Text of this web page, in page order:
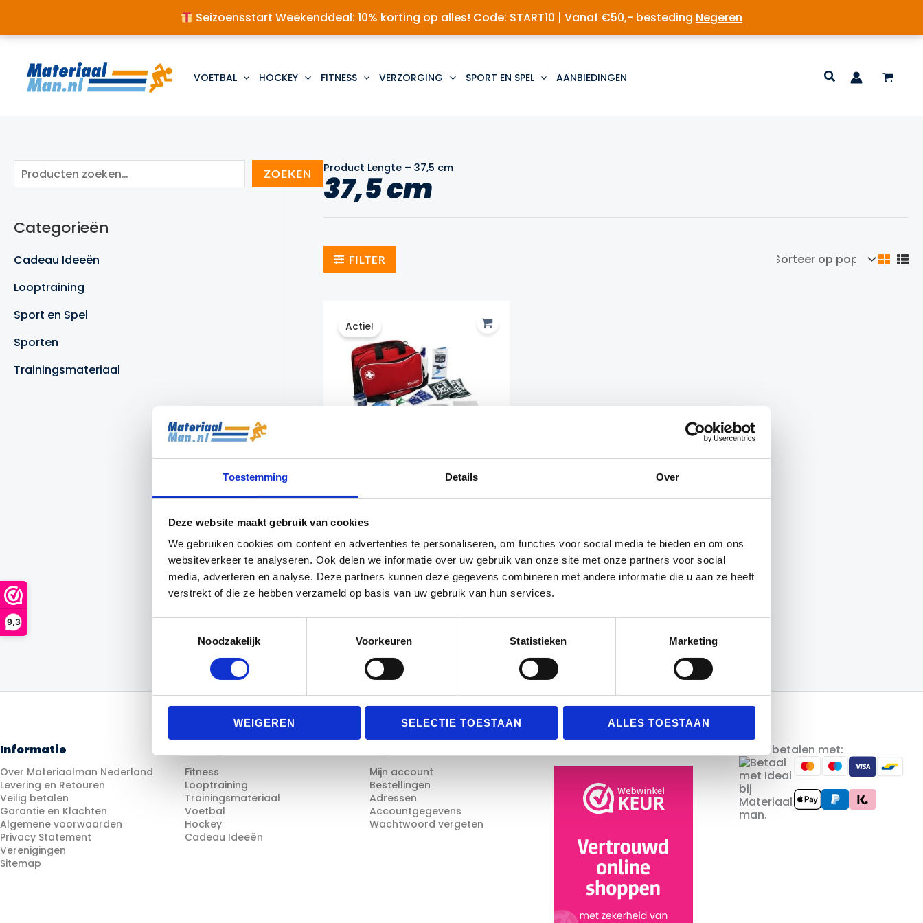
9,3
Toestemming Details Over
Deze website maakt gebruik van cookies
We gebruiken cookies om content en advertenties te personaliseren, om functies voor social media te bieden en om ons
websiteverkeer te analyseren. Ook delen we informatie over uw gebruik van onze site met onze partners voor social
media, adverteren en analyse. Deze partners kunnen deze gegevens combineren met andere informatie die u aan ze heeft
verstrekt of die ze hebben verzameld op basis van uw gebruik van hun services.
Noodzakelijk
Voorkeuren Statistieken Marketing
WEIGEREN SELECTIE TOESTAAN ALLES TOESTAAN
Seizoensstart Weekenddeal: 10% korting op alles! Code: START10 | Vanaf €50,- besteding Negeren
inhoud
VOETBAL HOCKEY FITNESS VERZORGING SPORT EN SPEL AANBIEDINGEN
o
k
e
n
ZOEKEN
Categorieën
Cadeau Ideeën
Looptraining
Sport en Spel
Sporten
Trainingsmateriaal
Product Lengte –37,5 cm
37,5 cm
FILTER
Actie!
Verzorgingstas Groot
Precision Training
Verzorging
€ 69.99
Oorspronkelijke
prijs
was:
€69.99.
€59.99
Huidige
prijs
is:
€59.99.
Zonder inhoud Met inhoud
Informatie
Over Materiaalman Nederland
Levering en Retouren
Veilig betalen
Garantie en Klachten
Algemene voorwaarden
Privacy Statement
Verenigingen
Sitemap
Fitness
Looptraining
Trainingsmateriaal
Voetbal
Hockey
Cadeau Ideeën
Mijn account
Bestellingen
Adressen
Accountgegevens
Wachtwoord vergeten
Veilig betalen met: